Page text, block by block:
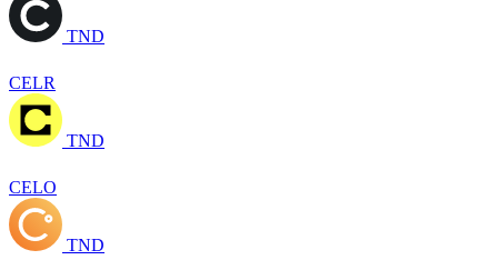
TND
CELR
TND
CELO
TND